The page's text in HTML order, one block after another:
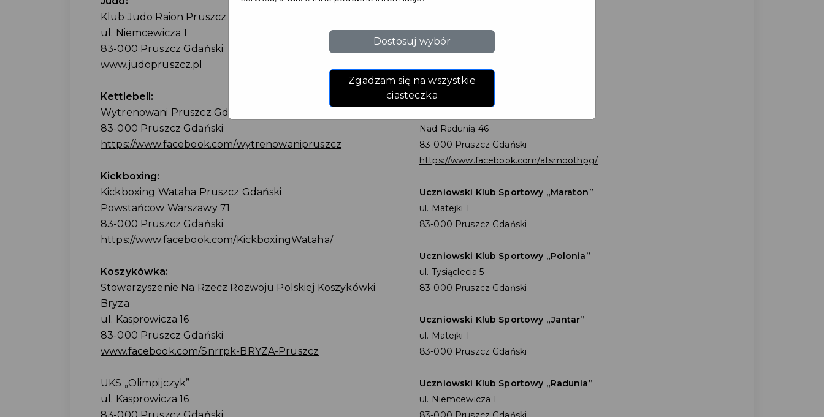
Klub Judo Raion Pruszcz Gdański
ul. Niemcewicza 1
83-000 Pruszcz Gdański
www.judopruszcz.pl
Kettlebell:
Wytrenowani Pruszcz Gdański
83-000 Pruszcz Gdański
https://www.facebook.com/wytrenowanipruszcz
Kickboxing:
Kickboxing Wataha Pruszcz Gdański
Powstańcow Warszawy 71
83-000 Pruszcz Gdański
https://www.facebook.com/KickboxingWataha/
Koszykówka:
Stowarzyszenie Na Rzecz Rozwoju Polskiej Koszykówki
Bryza
ul. Kasprowicza 16
83-000 Pruszcz Gdański
www.facebook.com/Snrrpk-BRYZA-Pruszcz
UKS „Olimpijczyk”
ul. Kasprowicza 16
ul. Żwirki i Wigury 6/30
83-000 Pruszcz Gdański
Taniec towarzyski:
Nad Radunią 46
83-000 Pruszcz Gdański
https://www.facebook.com/atsmoothpg/
Uczniowski Klub Sportowy „Maraton”
ul. Matejki 1
83-000 Pruszcz Gdański
Uczniowski Klub Sportowy „Polonia”
ul. Tysiąclecia 5
83-000 Pruszcz Gdański
Uczniowski Klub Sportowy „Jantar’’
ul. Matejki 1
83-000 Pruszcz Gdański
Uczniowski Klub Sportowy „Radunia”
ul. Niemcewicza 1
Dostosuj wybór
Zgadzam się na wszystkie
ciasteczka